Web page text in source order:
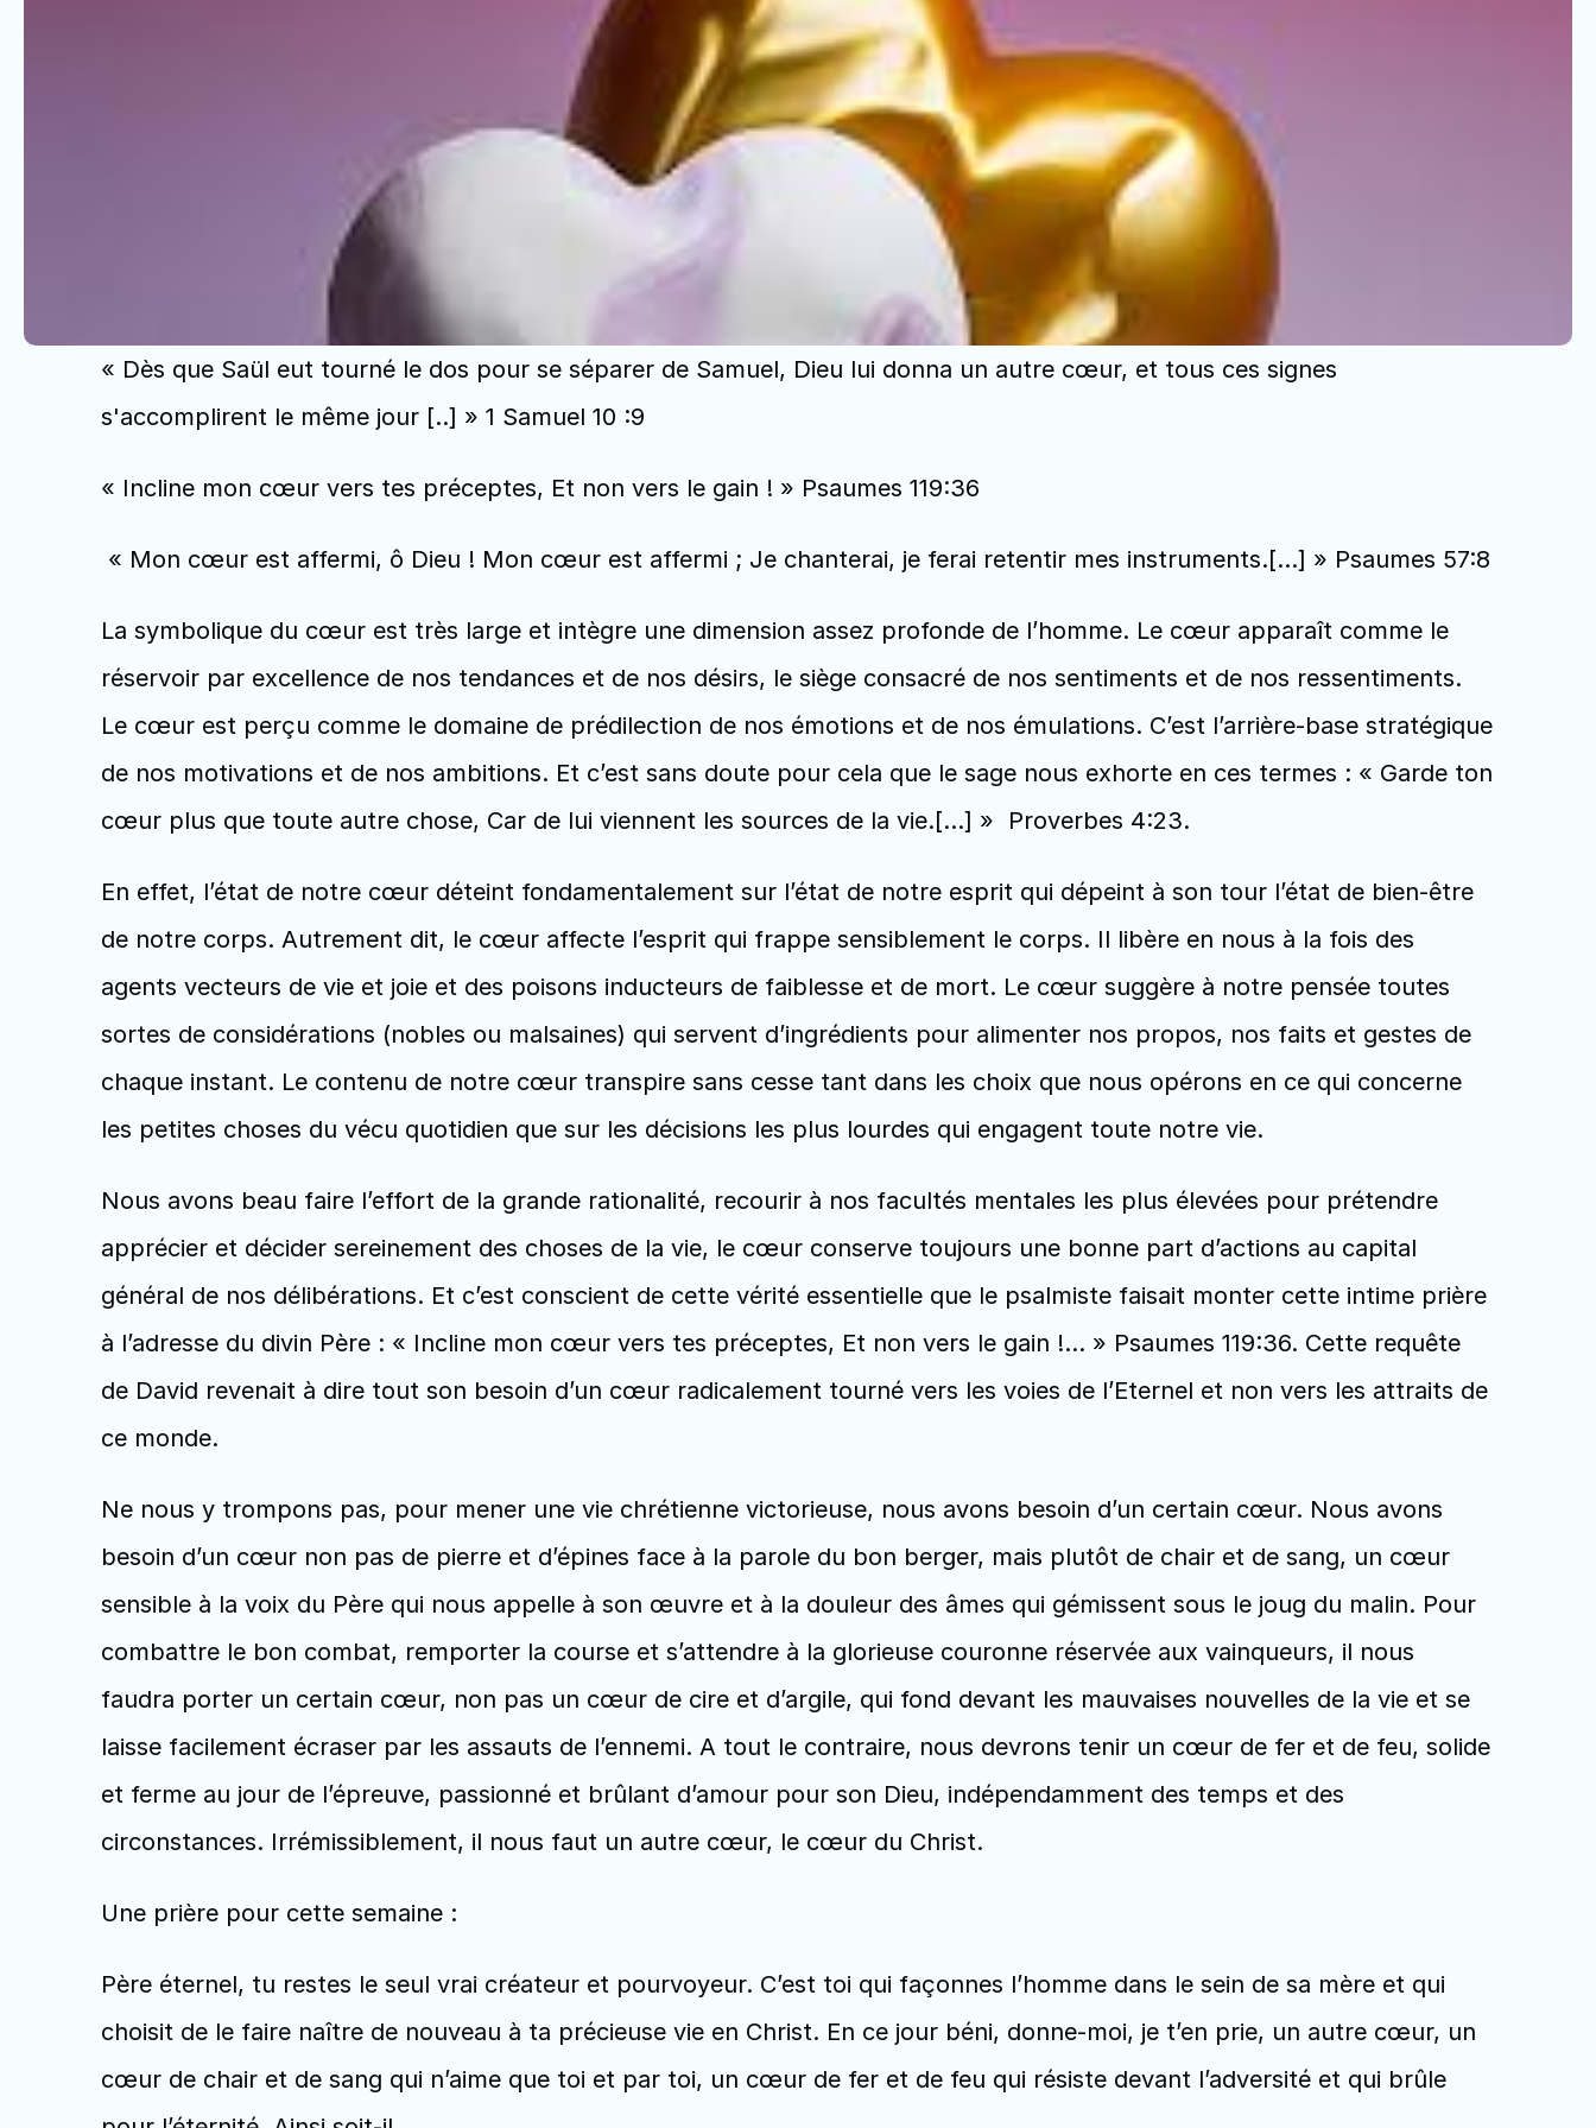
« Dès que Saül eut tourné le dos pour se séparer de Samuel, Dieu lui donna un autre cœur, et tous ces signes
s'accomplirent le même jour [..] » 1 Samuel 10 :9
« Incline mon cœur vers tes préceptes, Et non vers le gain ! » Psaumes 119:36
« Mon cœur est affermi, ô Dieu ! Mon cœur est affermi ; Je chanterai, je ferai retentir mes instruments.[...] » Psaumes 57:8
La symbolique du cœur est très large et intègre une dimension assez profonde de l’homme. Le cœur apparaît comme le
réservoir par excellence de nos tendances et de nos désirs, le siège consacré de nos sentiments et de nos ressentiments.
Le cœur est perçu comme le domaine de prédilection de nos émotions et de nos émulations. C’est l’arrière-base stratégique
de nos motivations et de nos ambitions. Et c’est sans doute pour cela que le sage nous exhorte en ces termes : « Garde ton
cœur plus que toute autre chose, Car de lui viennent les sources de la vie.[…] »  Proverbes 4:23.
En effet, l’état de notre cœur déteint fondamentalement sur l’état de notre esprit qui dépeint à son tour l’état de bien-être
de notre corps. Autrement dit, le cœur affecte l’esprit qui frappe sensiblement le corps. Il libère en nous à la fois des
agents vecteurs de vie et joie et des poisons inducteurs de faiblesse et de mort. Le cœur suggère à notre pensée toutes
sortes de considérations (nobles ou malsaines) qui servent d’ingrédients pour alimenter nos propos, nos faits et gestes de
chaque instant. Le contenu de notre cœur transpire sans cesse tant dans les choix que nous opérons en ce qui concerne
les petites choses du vécu quotidien que sur les décisions les plus lourdes qui engagent toute notre vie.
Nous avons beau faire l’effort de la grande rationalité, recourir à nos facultés mentales les plus élevées pour prétendre
apprécier et décider sereinement des choses de la vie, le cœur conserve toujours une bonne part d’actions au capital
général de nos délibérations. Et c’est conscient de cette vérité essentielle que le psalmiste faisait monter cette intime prière
à l’adresse du divin Père : « Incline mon cœur vers tes préceptes, Et non vers le gain !... » Psaumes 119:36. Cette requête
de David revenait à dire tout son besoin d’un cœur radicalement tourné vers les voies de l’Eternel et non vers les attraits de
ce monde.
Ne nous y trompons pas, pour mener une vie chrétienne victorieuse, nous avons besoin d’un certain cœur. Nous avons
besoin d’un cœur non pas de pierre et d’épines face à la parole du bon berger, mais plutôt de chair et de sang, un cœur
sensible à la voix du Père qui nous appelle à son œuvre et à la douleur des âmes qui gémissent sous le joug du malin. Pour
combattre le bon combat, remporter la course et s’attendre à la glorieuse couronne réservée aux vainqueurs, il nous
faudra porter un certain cœur, non pas un cœur de cire et d’argile, qui fond devant les mauvaises nouvelles de la vie et se
laisse facilement écraser par les assauts de l’ennemi. A tout le contraire, nous devrons tenir un cœur de fer et de feu, solide
et ferme au jour de l’épreuve, passionné et brûlant d’amour pour son Dieu, indépendamment des temps et des
circonstances. Irrémissiblement, il nous faut un autre cœur, le cœur du Christ.
Une prière pour cette semaine :
Père éternel, tu restes le seul vrai créateur et pourvoyeur. C’est toi qui façonnes l’homme dans le sein de sa mère et qui
choisit de le faire naître de nouveau à ta précieuse vie en Christ. En ce jour béni, donne-moi, je t’en prie, un autre cœur, un
cœur de chair et de sang qui n’aime que toi et par toi, un cœur de fer et de feu qui résiste devant l’adversité et qui brûle